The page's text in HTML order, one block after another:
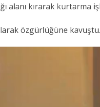
alanı kırarak kurtarma
özgürlüğüne